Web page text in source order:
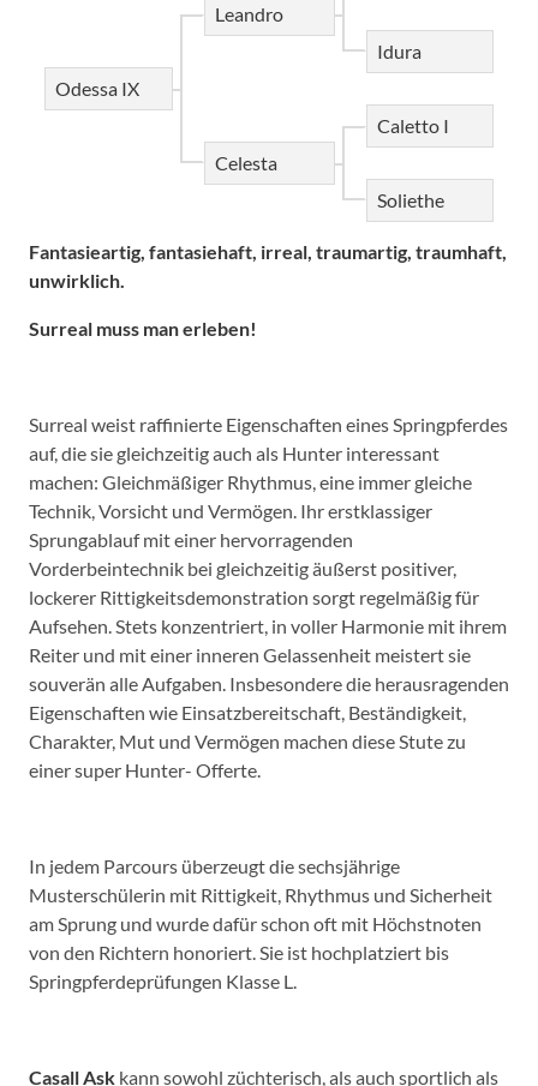
Odessa IX
Leandro
Celesta
Idura
Caletto I
Soliethe
Fantasieartig, fantasiehaft, irreal, traumartig, traumhaft,
unwirklich.
Surreal muss man erleben!
Surreal weist raffinierte Eigenschaften eines Springpferdes
auf, die sie gleichzeitig auch als Hunter interessant
machen: Gleichmäßiger Rhythmus, eine immer gleiche
Technik, Vorsicht und Vermögen. Ihr erstklassiger
Sprungablauf mit einer hervorragenden
Vorderbeintechnik bei gleichzeitig äußerst positiver,
lockerer Rittigkeitsdemonstration sorgt regelmäßig für
Aufsehen. Stets konzentriert, in voller Harmonie mit ihrem
Reiter und mit einer inneren Gelassenheit meistert sie
souverän alle Aufgaben. Insbesondere die herausragenden
Eigenschaften wie Einsatzbereitschaft, Beständigkeit,
Charakter, Mut und Vermögen machen diese Stute zu
einer super Hunter- Offerte.
In jedem Parcours überzeugt die sechsjährige
Musterschülerin mit Rittigkeit, Rhythmus und Sicherheit
am Sprung und wurde dafür schon oft mit Höchstnoten
von den Richtern honoriert. Sie ist hochplatziert bis
Springpferdeprüfungen Klasse L.
Casall Ask kann sowohl züchterisch, als auch sportlich als